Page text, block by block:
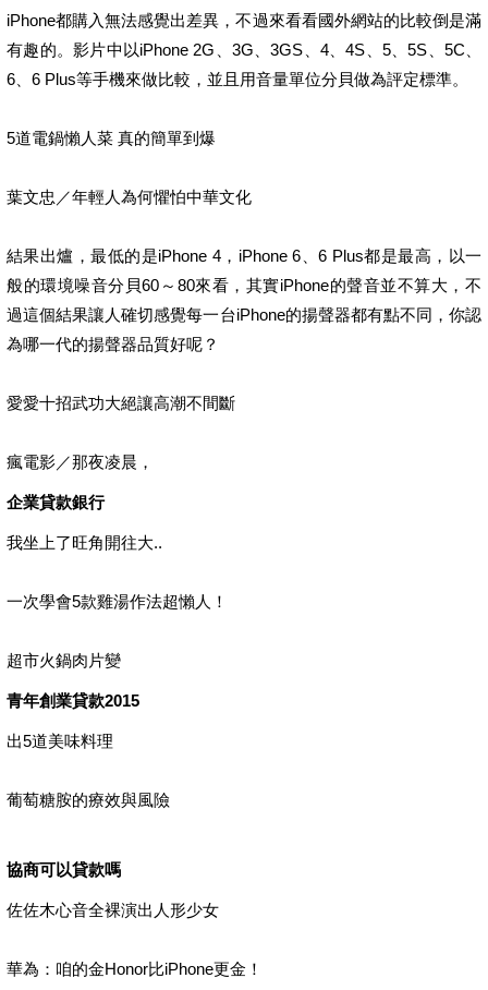
iPhone都購入無法感覺出差異，不過來看看國外網站的比較倒是滿
有趣的。影片中以iPhone 2G、3G、3GS、4、4S、5、5S、5C、
6、6 Plus等手機來做比較，並且用音量單位分貝做為評定標準。
5道電鍋懶人菜 真的簡單到爆
葉文忠／年輕人為何懼怕中華文化
結果出爐，最低的是iPhone 4，iPhone 6、6 Plus都是最高，以一
般的環境噪音分貝60～80來看，其實iPhone的聲音並不算大，不
過這個結果讓人確切感覺每一台iPhone的揚聲器都有點不同，你認
為哪一代的揚聲器品質好呢？
愛愛十招武功大絕讓高潮不間斷
瘋電影／那夜凌晨，
企業貸款銀行
我坐上了旺角開往大..
一次學會5款雞湯作法超懶人！
超市火鍋肉片變
青年創業貸款2015
出5道美味料理
葡萄糖胺的療效與風險
協商可以貸款嗎
佐佐木心音全裸演出人形少女
華為：咱的金Honor比iPhone更金！